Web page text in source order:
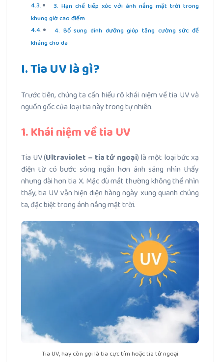
3. Hạn chế tiếp xúc với ánh nắng mặt trời trong
khung giờ cao điểm
4. Bổ sung dinh dưỡng giúp tăng cường sức đề
kháng cho da
I. Tia UV là gì?
Trước tiên, chúng ta cần hiểu rõ khái niệm về tia UV và
nguồn gốc của loại tia này trong tự nhiên.
1. Khái niệm về tia UV
Tia UV (Ultraviolet – tia tử ngoại) là một loại bức xạ
điện từ có bước sóng ngắn hơn ánh sáng nhìn thấy
nhưng dài hơn tia X. Mặc dù mắt thường không thể nhìn
thấy, tia UV vẫn hiện diện hàng ngày xung quanh chúng
ta, đặc biệt trong ánh nắng mặt trời.
Tia UV, hay còn gọi là tia cực tím hoặc tia tử ngoại